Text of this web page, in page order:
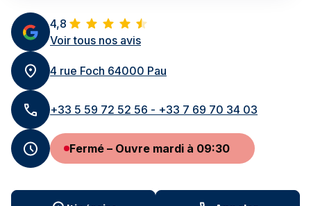
4,8
Voir tous nos avis
4 rue Foch 64000 Pau
+33 5 59 72 52 56 - +33 7 69 70 34 03
Fermé – Ouvre mardi à 09:30